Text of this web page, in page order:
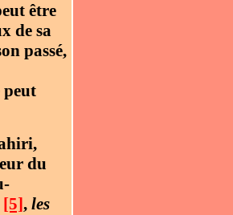
être
de sa
passé,
peut
du
[5], les